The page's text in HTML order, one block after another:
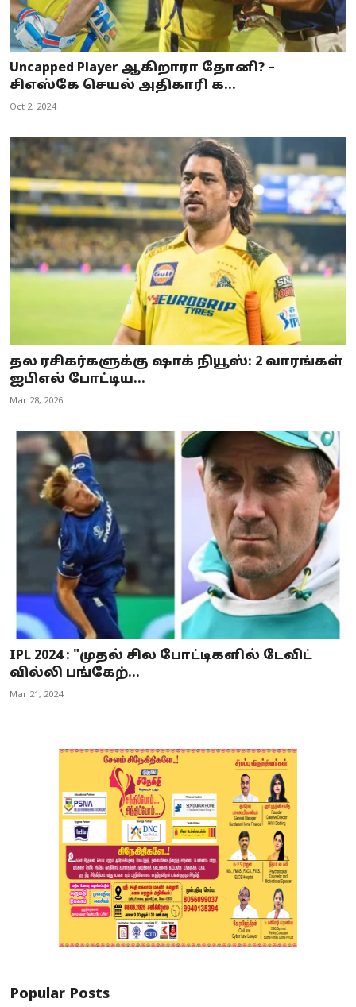
Uncapped Player ஆகிறாரா தோனி? –
சிஎஸ்கே செயல் அதிகாரி க...
Oct 2, 2024
தல ரசிகர்களுக்கு ஷாக் நியூஸ்: 2 வாரங்கள்
ஐபிஎல் போட்டிய...
Mar 28, 2026
IPL 2024 : "முதல் சில போட்டிகளில் டேவிட்
வில்லி பங்கேற்...
Mar 21, 2024
Popular Posts